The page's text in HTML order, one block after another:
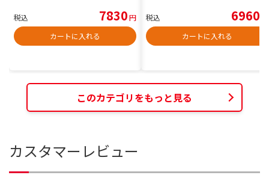
税込 7830円
カートに入れる
税込 6960
カートに入れる
このカテゴリをもっと見る
カスタマーレビュー